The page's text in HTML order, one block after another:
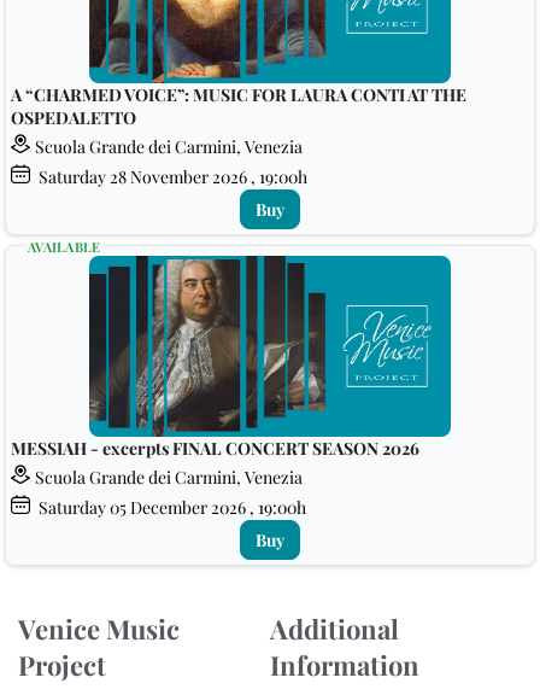
A “CHARMED VOICE”: MUSIC FOR LAURA CONTI AT THE
OSPEDALETTO
Scuola Grande dei Carmini, Venezia
Saturday28November 2026 , 19:00h
Buy
MESSIAH - excerpts FINAL CONCERT SEASON 2026
Scuola Grande dei Carmini, Venezia
Saturday05December 2026 , 19:00h
AVAILABLE
Buy
Venice Music
Project
Additional
Information